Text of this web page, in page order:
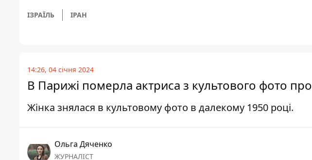
ІЗРАЇЛЬ ІРАН
14:26, 04 січня 2024
В Парижі померла актриса з культового фото
Жінка знялася в культовому фото в далекому 1950 році.
Ольга Дяченко
ЖУРНАЛІСТ